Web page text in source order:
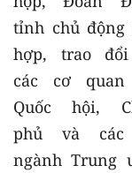
tỉnh chủ động
hợp, trao
các cơ quan
Quốc hội,
phủ và các
ngành Trung